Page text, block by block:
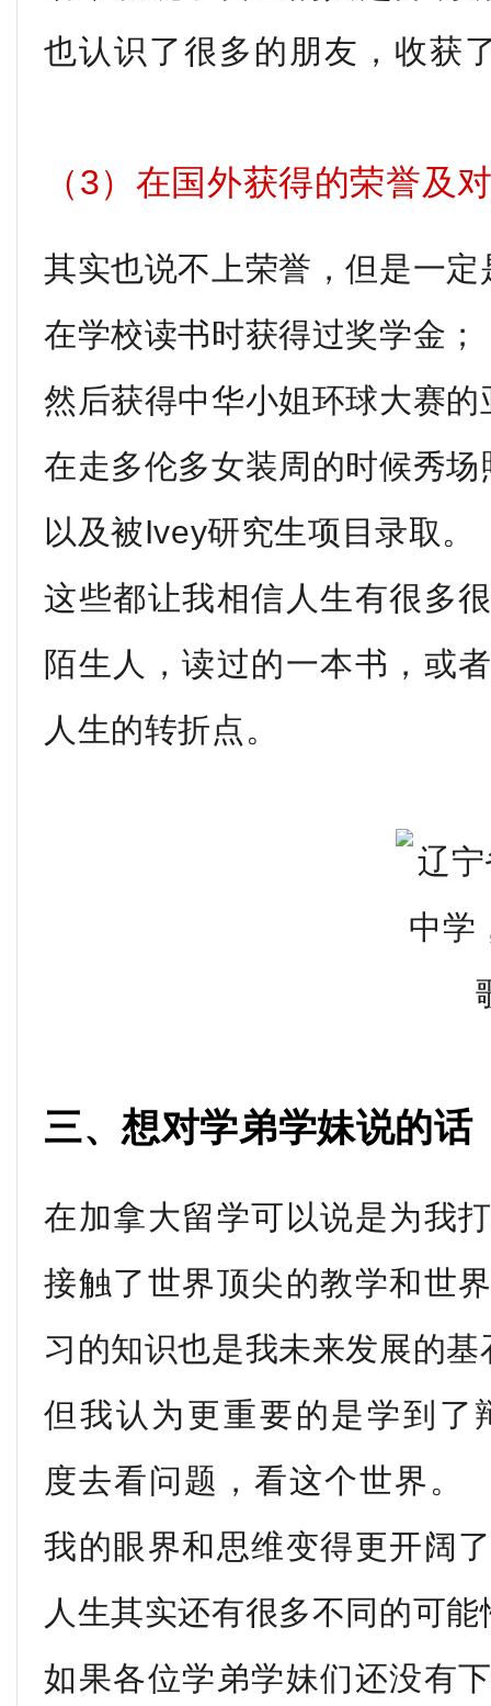
也认识了很多的朋友，收获
（3）在国外获得的荣誉及
其实也说不上荣誉，但是一
在学校读书时获得过奖学金；
然后获得中华小姐环球大赛的
在走多伦多女装周的时候秀
以及被Ivey研究生项目录取。
这些都让我相信人生有很多
陌生人，读过的一本书，或
人生的转折点。
三、想对学弟学妹说的话
在加拿大留学可以说是为我
接触了世界顶尖的教学和世
习的知识也是我未来发展的基
但我认为更重要的是学到
度去看问题，看这个世界。
我的眼界和思维变得更开阔
人生其实还有很多不同的可能
如果各位学弟学妹们还没有